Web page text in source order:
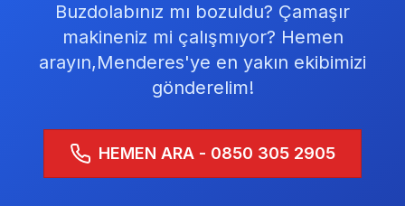
Buzdolabınız mı bozuldu? Çamaşır
makineniz mi çalışmıyor? Hemen
arayın,Menderes'ye en yakın ekibimizi
gönderelim!
HEMEN ARA - 0850 305 2905